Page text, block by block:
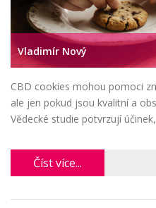
Vladimír Nový
CBD cookies mohou pomoci
ale jen pokud jsou kvalitní a
Vědecké studie potvrzují
Číst více...